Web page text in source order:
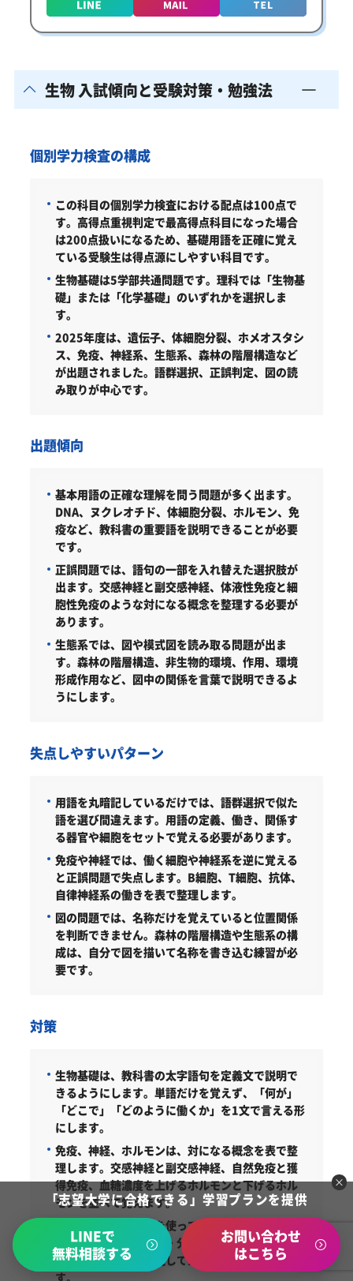
生物 入試傾向と受験対策・勉強法
個別学力検査の構成
この科目の個別学力検査における配点は100点で
す。高得点重視判定で最高得点科目になった場合
は200点扱いになるため、基礎用語を正確に覚え
ている受験生は得点源にしやすい科目です。
生物基礎は5学部共通問題です。理科では「生物基
礎」または「化学基礎」のいずれかを選択しま
す。
2025年度は、遺伝子、体細胞分裂、ホメオスタシ
ス、免疫、神経系、生態系、森林の階層構造など
が出題されました。語群選択、正誤判定、図の読
み取りが中心です。
出題傾向
基本用語の正確な理解を問う問題が多く出ます。
DNA、ヌクレオチド、体細胞分裂、ホルモン、免
疫など、教科書の重要語を説明できることが必要
です。
正誤問題では、語句の一部を入れ替えた選択肢が
出ます。交感神経と副交感神経、体液性免疫と細
胞性免疫のような対になる概念を整理する必要が
あります。
生態系では、図や模式図を読み取る問題が出ま
す。森林の階層構造、非生物的環境、作用、環境
形成作用など、図中の関係を言葉で説明できるよ
うにします。
失点しやすいパターン
用語を丸暗記しているだけでは、語群選択で似た
語を選び間違えます。用語の定義、働き、関係す
る器官や細胞をセットで覚える必要があります。
免疫や神経では、働く細胞や神経系を逆に覚える
と正誤問題で失点します。B細胞、T細胞、抗体、
自律神経系の働きを表で整理します。
図の問題では、名称だけを覚えていると位置関係
を判断できません。森林の階層構造や生態系の構
成は、自分で図を描いて名称を書き込む練習が必
要です。
対策
生物基礎は、教科書の太字語句を定義文で説明で
きるようにします。単語だけを覚えず、「何が」
「どこで」「どのように働くか」を1文で言える形
にします。
免疫、神経、ホルモンは、対になる概念を表で整
理します。交感神経と副交感神経、自然免疫と獲
得免疫、血糖濃度を上げるホルモンと下げるホル
モンを並べて覚えます。
生態系は、図解問題を使って学習します。森林の
階層、生産者・消費者・分解者、非生物的環境と
の関係を、白紙に再現してから問題演習に入りま
す。
「志望大学に合格できる」学習プランを提供
LINEで
無料相談する
お問い合わせ
はこちら